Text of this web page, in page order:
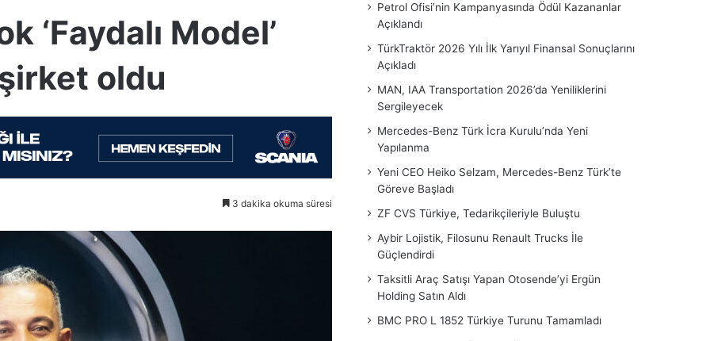
‘Faydalı Model’
oldu
3 dakika okuma süresi
Petrol Ofisi’nin Kampanyasında Ödül Kazananlar
Açıklandı
TürkTraktör 2026 Yılı İlk Yarıyıl Finansal Sonuçlarını
Açıkladı
MAN, IAA Transportation 2026’da Yeniliklerini
Sergileyecek
Mercedes-Benz Türk İcra Kurulu’nda Yeni
Yapılanma
Yeni CEO Heiko Selzam, Mercedes-Benz Türk’te
Göreve Başladı
ZF CVS Türkiye, Tedarikçileriyle Buluştu
Aybir Lojistik, Filosunu Renault Trucks İle
Güçlendirdi
Taksitli Araç Satışı Yapan Otosende’yi Ergün
Holding Satın Aldı
BMC PRO L 1852 Türkiye Turunu Tamamladı